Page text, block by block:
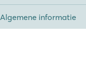
Algemene informatie